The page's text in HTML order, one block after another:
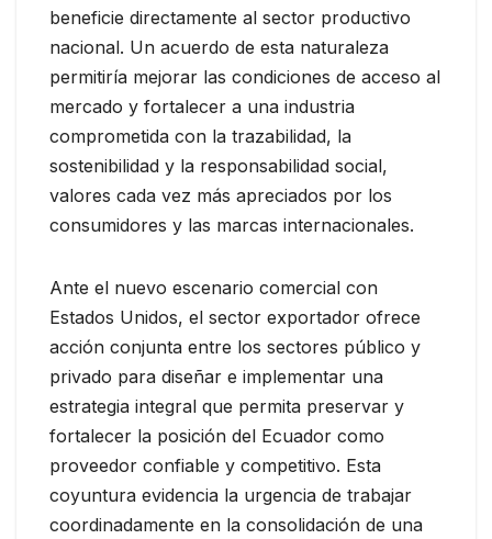
beneficie directamente al sector productivo
nacional. Un acuerdo de esta naturaleza
permitiría mejorar las condiciones de acceso al
mercado y fortalecer a una industria
comprometida con la trazabilidad, la
sostenibilidad y la responsabilidad social,
valores cada vez más apreciados por los
consumidores y las marcas internacionales.
Ante el nuevo escenario comercial con
Estados Unidos, el sector exportador ofrece
acción conjunta entre los sectores público y
privado para diseñar e implementar una
estrategia integral que permita preservar y
fortalecer la posición del Ecuador como
proveedor confiable y competitivo. Esta
coyuntura evidencia la urgencia de trabajar
coordinadamente en la consolidación de una